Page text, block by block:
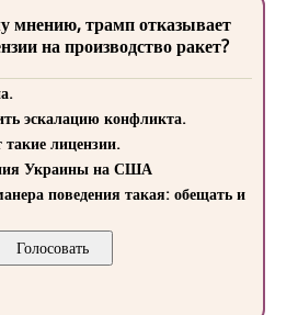
мнению, трамп отказывает
на производство ракет?
эскалацию конфликта.
лицензии.
Украины на США
поведения такая: обещать и